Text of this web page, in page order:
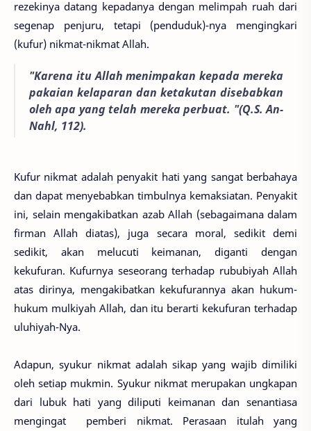
rezekinya datang kepadanya dengan melimpah ruah dari
segenap penjuru, tetapi (penduduk)-nya mengingkari
(kufur) nikmat-nikmat Allah.
"Karena itu Allah menimpakan kepada mereka
pakaian kelaparan dan ketakutan disebabkan
oleh apa yang telah mereka perbuat. "(Q.S. An-
Nahl, 112).
Kufur nikmat adalah penyakit hati yang sangat berbahaya
dan dapat menyebabkan timbulnya kemaksiatan. Penyakit
ini, selain mengakibatkan azab Allah (sebagaimana dalam
firman Allah diatas), juga secara moral, sedikit demi
sedikit, akan melucuti keimanan, diganti dengan
kekufuran. Kufurnya seseorang terhadap rububiyah Allah
atas dirinya, mengakibatkan kekufurannya akan hukum-
hukum mulkiyah Allah, dan itu berarti kekufuran terhadap
uluhiyah-Nya.
Adapun, syukur nikmat adalah sikap yang wajib dimiliki
oleh setiap mukmin. Syukur nikmat merupakan ungkapan
dari lubuk hati yang diliputi keimanan dan senantiasa
mengingat pemberi nikmat. Perasaan itulah yang